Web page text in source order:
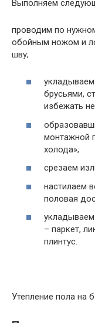
Выполняем
проводим по
обойным ножом и
шву;
брусьями,
избежать
монтажной
холода»;
срезаем
настилаем
половая
– паркет,
плинтус.
Утепление пола на